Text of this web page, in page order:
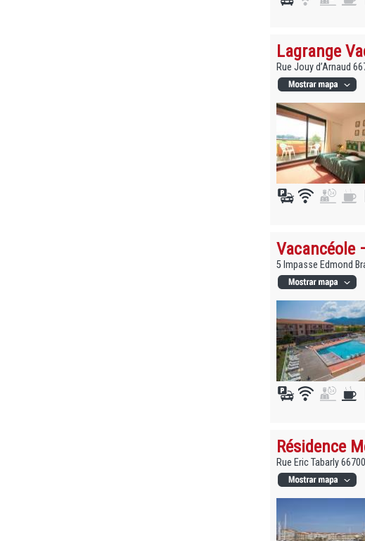
Lagrange
Rue Jouy d’Arnaud
Vacancéole
5 Impasse Edmond
Résidence
Rue Eric Tabarly